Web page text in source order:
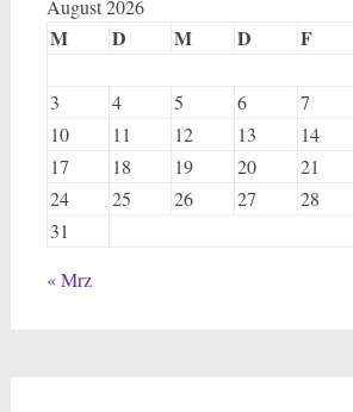
August 2026
M D M D F
3
4 5 6 7
10
11 12 13 14
17
18 19 20 21
24
25 26 27 28
31
« Mrz